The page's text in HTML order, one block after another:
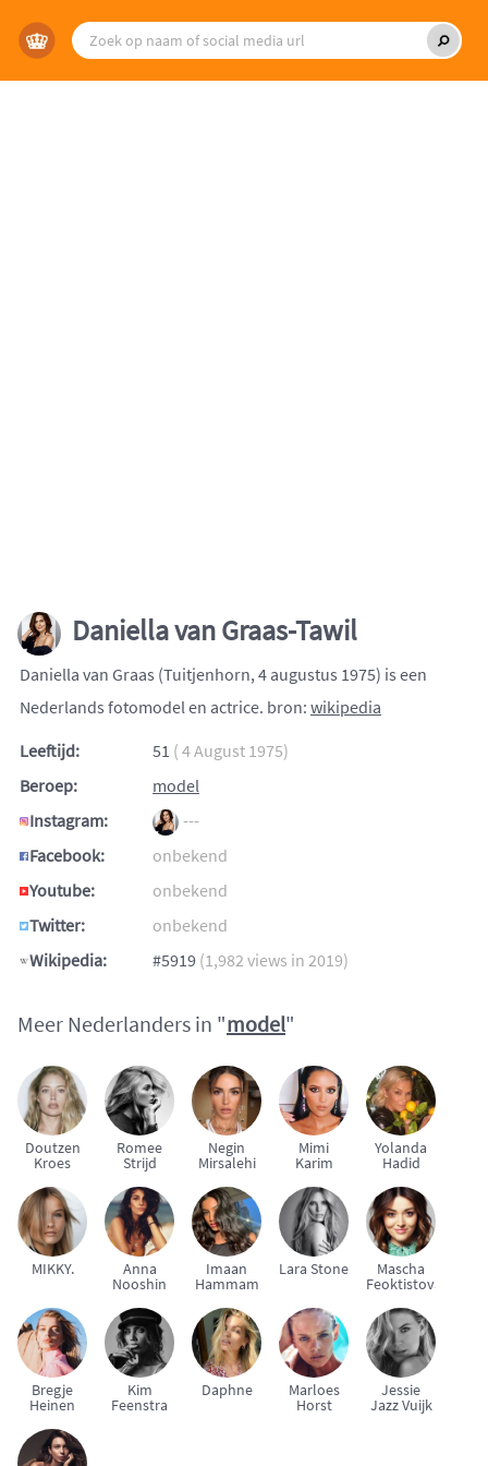
Daniella van Graas-Tawil
Daniella van Graas (Tuitjenhorn, 4 augustus 1975) is een
Nederlands fotomodel en actrice. bron: wikipedia
Leeftijd:
51 ( 4 August 1975)
Beroep:
model
Instagram:
---
Facebook:
onbekend
Youtube:
onbekend
Twitter:
onbekend
Wikipedia:
#5919 (1,982 views in 2019)
Meer Nederlanders in "model"
Doutzen
Kroes
Romee
Strijd
Negin
Mirsalehi
Mimi
Karim
Yolanda
Hadid
MIKKY. Anna
Nooshin
Imaan
Hammam
Lara Stone Mascha
Feoktistova
Bregje
Heinen
Kim
Feenstra
Daphne Marloes
Horst
Jessie
Jazz Vuijk